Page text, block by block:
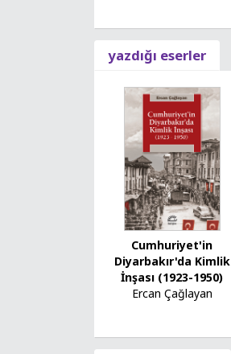
yazdığı eserler
Cumhuriyet'in
Diyarbakır'da Kimlik
İnşası (1923-1950)
Ercan Çağlayan